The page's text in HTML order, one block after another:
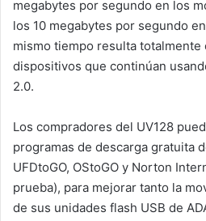
megabytes por segundo en los
los 10 megabytes por segundo
mismo tiempo resulta totalmente
dispositivos que continúan
2.0.
Los compradores del UV128
programas de descarga gratuita
UFDtoGO, OStoGO y Norton
prueba), para mejorar tanto la
de sus unidades flash USB de